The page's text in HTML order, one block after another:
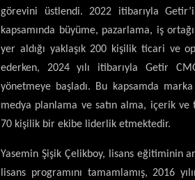
görevini üstlendi. 2022 itibarıyla
kapsamında büyüme, pazarlama, iş
yer aldığı yaklaşık 200 kişilik ticari ve
ederken, 2024 yılı itibarıyla Getir
yönetmeye başladı. Bu kapsamda
medya planlama ve satın alma, içerik ve
70 kişilik bir ekibe liderlik etmektedir.
Yasemin Şişik Çelikboy, lisans eğitiminin
lisans programını tamamlamış, 2016